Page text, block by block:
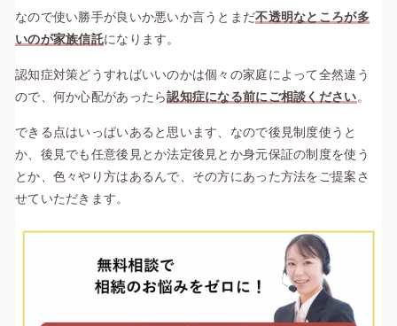
なので使い勝手が良いか悪いか言うとまだ不透明なところが多
いのが家族信託になります。
認知症対策どうすればいいのかは個々の家庭によって全然違う
ので、何か心配があったら認知症になる前にご相談ください。
できる点はいっぱいあると思います、なので後見制度使うと
か、後見でも任意後見とか法定後見とか身元保証の制度を使う
とか、色々やり方はあるんで、その方にあった方法をご提案さ
せていただきます。